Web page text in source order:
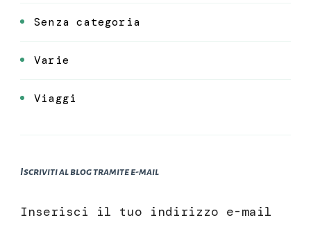
Senza categoria
Varie
Viaggi
Iscriviti al blog tramite e-mail
Inserisci il tuo indirizzo e-mail